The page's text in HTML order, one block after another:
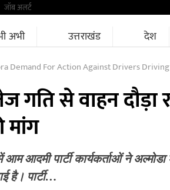
जॉब अलर्ट
अभी उत्तराखंड देश
Demand For Action Against Drivers
गति से वाहन दौड़ा
मांग
आम आदमी पार्टी कार्यकर्ताओं ने
है। पार्टी…